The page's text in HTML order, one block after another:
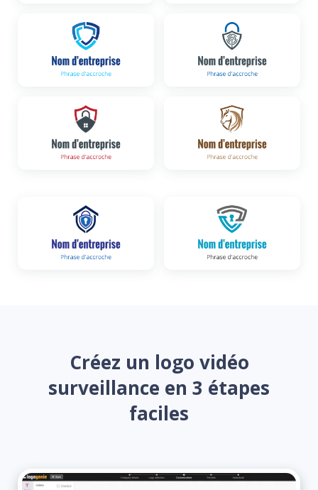
Créez un logo vidéo
surveillance en 3 étapes
faciles